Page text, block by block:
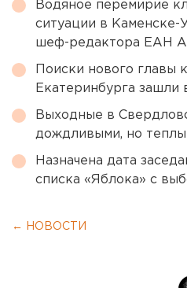
Водяное перемирие
ситуации в Каменске-
шеф-редактора ЕАН
Поиски нового главы
Екатеринбурга зашли
Выходные в
дождливыми, но
Назначена дата
списка «Яблока» с
← НОВОСТИ